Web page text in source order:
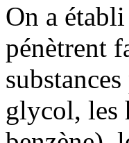
On a
pénètrent
glycol, les